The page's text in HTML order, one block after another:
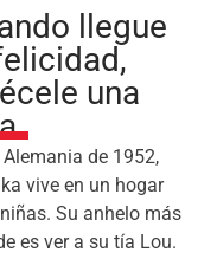
llegue
una
Alemania de 1952,
vive en un hogar
Su anhelo más
es ver a su tía Lou.